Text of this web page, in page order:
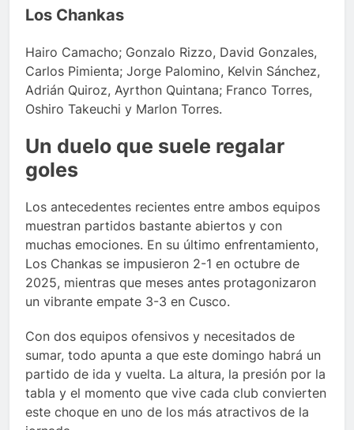
Los Chankas
Hairo Camacho; Gonzalo Rizzo, David Gonzales,
Carlos Pimienta; Jorge Palomino, Kelvin Sánchez,
Adrián Quiroz, Ayrthon Quintana; Franco Torres,
Oshiro Takeuchi y Marlon Torres.
Un duelo que suele regalar
goles
Los antecedentes recientes entre ambos equipos
muestran partidos bastante abiertos y con
muchas emociones. En su último enfrentamiento,
Los Chankas se impusieron 2-1 en octubre de
2025, mientras que meses antes protagonizaron
un vibrante empate 3-3 en Cusco.
Con dos equipos ofensivos y necesitados de
sumar, todo apunta a que este domingo habrá un
partido de ida y vuelta. La altura, la presión por la
tabla y el momento que vive cada club convierten
este choque en uno de los más atractivos de la